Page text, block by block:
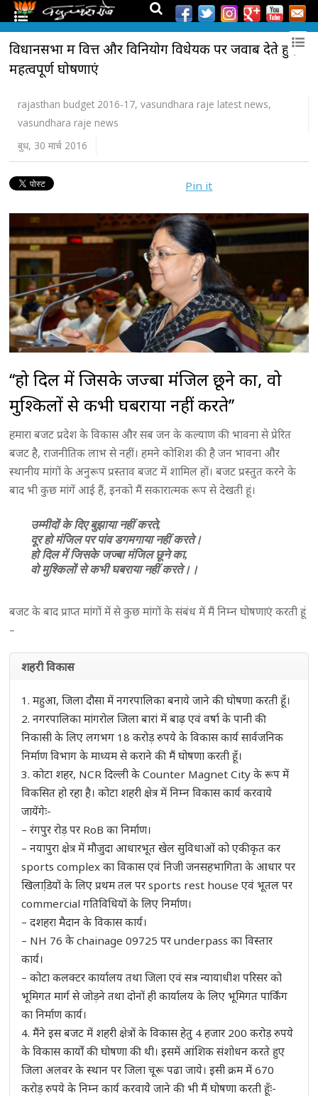
विधानसभा में वित्त और विनियोग विधेयक पर जवाब देते हुए
महत्वपूर्ण घोषणाएं
rajasthan budget 2016-17,vasundhara raje latest news,
vasundhara raje news
बुध, 30 मार्च 2016
Pin it
‘‘हो दिल में जिसके जज्बा मंजिल छूने का, वो
मुश्किलों से कभी घबराया नहीं करते’’
हमारा बजट प्रदेश के विकास और सब जन के कल्याण की भावना से प्रेरित
बजट है, राजनीतिक लाभ से नहीं। हमने कोशिश की है जन भावना और
स्थानीय मांगों के अनुरूप प्रस्ताव बजट में शामिल हों। बजट प्रस्तुत करने के
बाद भी कुछ मांगें आई हैं, इनको मैं सकारात्मक रूप से देखती हूं।
उम्मीदों के दिए बुझाया नहीं करते,
दूर हो मंजिल पर पांव डगमगाया नहीं करते।
हो दिल में जिसके जज्बा मंजिल छूने का,
वो मुश्किलों से कभी घबराया नहीं करते।।
बजट के बाद प्राप्त मांगों में से कुछ मांगों के संबंध में मैं निम्न घोषणाएं करती हूं
–
शहरी विकास
1. महुआ, जिला दौसा में नगरपालिका बनाये जाने की घोषणा करती हूँ।
2. नगरपालिका मांगरोल जिला बारां में बाढ़ एवं वर्षा के पानी की
निकासी के लिए लगभग 18 करोड़ रुपये के विकास कार्य सार्वजनिक
निर्माण विभाग के माध्यम से कराने की मैं घोषणा करती हूँ।
3. कोटा शहर, NCR दिल्ली के Counter Magnet City के रूप में
विकसित हो रहा है। कोटा शहरी क्षेत्र में निम्न विकास कार्य करवाये
जायेंगेः-
– रंगपुर रोड़ पर RoB का निर्माण।
– नयापुरा क्षेत्र में मौजुदा आधारभूत खेल सुविधाओं को एकीकृत कर
sports complex का विकास एवं निजी जनसहभागिता के आधार पर
खिलाडि़यों के लिए प्रथम तल पर sports rest house एवं भूतल पर
commercial गतिविधियों के लिए निर्माण।
– दशहरा मैदान के विकास कार्य।
– NH 76 के chainage 09725 पर underpass का विस्तार
कार्य।
– कोटा कलक्टर कार्यालय तथा जिला एवं सत्र न्यायाधीश परिसर को
भूमिगत मार्ग से जोड़ने तथा दोनों ही कार्यालय के लिए भूमिगत पार्किंग
का निर्माण कार्य।
4. मैंने इस बजट में शहरी क्षेत्रों के विकास हेतु 4 हजार 200 करोड़ रुपये
के विकास कार्यों की घोषणा की थी। इसमें आंशिक संशोधन करते हुए
जिला अलवर के स्थान पर जिला चूरू पढा जाये। इसी क्रम में 670
करोड़ रुपये के निम्न कार्य करवायेे जाने की भी मैं घोषणा करती हूँः-